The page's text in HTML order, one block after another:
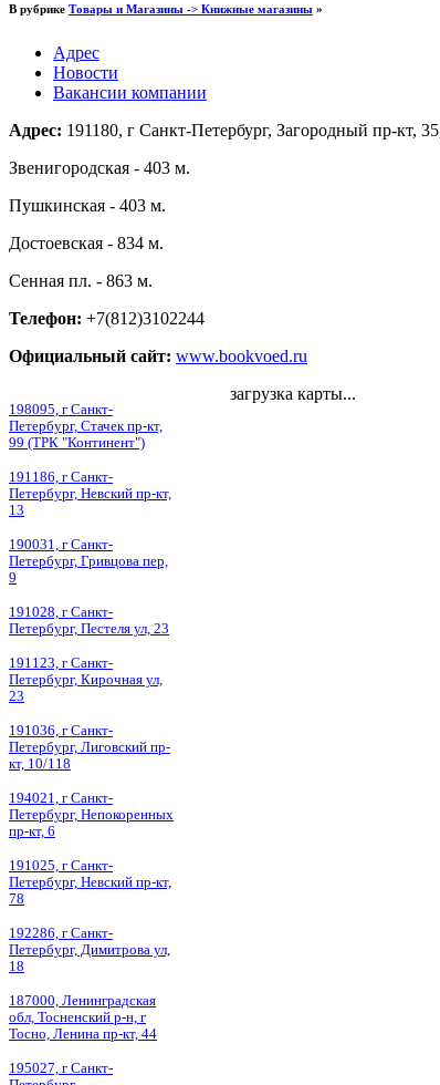
В рубрике Товары и Магазины -> Книжные магазины »
Адрес
Новости
Вакансии компании
Адрес: 191180, г Санкт-Петербург, Загородный пр-кт,
Звенигородская - 403 м.
Пушкинская - 403 м.
Достоевская - 834 м.
Сенная пл. - 863 м.
Телефон: +7(812)3102244
Официальный сайт: www.bookvoed.ru
198095, г Санкт-
Петербург, Стачек пр-кт,
99 (ТРК "Континент")
191186, г Санкт-
Петербург, Невский пр-кт,
13
190031, г Санкт-
Петербург, Гривцова пер,
9
191028, г Санкт-
Петербург, Пестеля ул, 23
191123, г Санкт-
Петербург, Кирочная ул,
23
191036, г Санкт-
Петербург, Лиговский пр-
кт, 10/118
194021, г Санкт-
Петербург, Непокоренных
пр-кт, 6
191025, г Санкт-
Петербург, Невский пр-кт,
78
192286, г Санкт-
Петербург, Димитрова ул,
18
187000, Ленинградская
обл, Тосненский р-н, г
Тосно, Ленина пр-кт, 44
195027, г Санкт-
загрузка карты...